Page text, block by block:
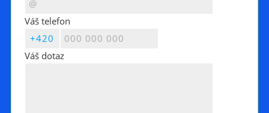
Váš telefon
Váš dotaz